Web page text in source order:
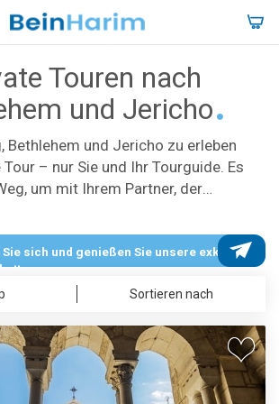
Touren nach
und Jericho
Bethlehem und Jericho zu erleben
– nur Sie und Ihr Tourguide. Es
um mit Ihrem Partner, der
kleinen Gruppe von Freunden
Die privaten Touren nach
Jericho sind zudem perfekt für
Tour schlagen wir Ihnen mehrere
anpassen. Eine empfohlene
Geburtskirche in Bethlehem, der St.
und der Milchgrotte sowie nach
sich und genießen Sie unsere exklusiven
Sortieren nach